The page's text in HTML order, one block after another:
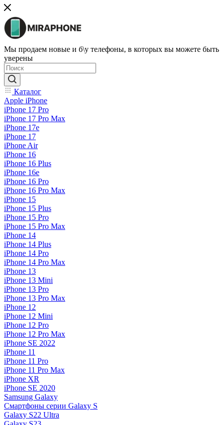
Мы продаем новые и б\у телефоны, в которых вы можете быть
уверены
Каталог
Apple iPhone
iPhone 17 Pro
iPhone 17 Pro Max
iPhone 17e
iPhone 17
iPhone Air
iPhone 16
iPhone 16 Plus
iPhone 16e
iPhone 16 Pro
iPhone 16 Pro Max
iPhone 15
iPhone 15 Plus
iPhone 15 Pro
iPhone 15 Pro Max
iPhone 14
iPhone 14 Plus
iPhone 14 Pro
iPhone 14 Pro Max
iPhone 13
iPhone 13 Mini
iPhone 13 Pro
iPhone 13 Pro Max
iPhone 12
iPhone 12 Mini
iPhone 12 Pro
iPhone 12 Pro Max
iPhone SE 2022
iPhone 11
iPhone 11 Pro
iPhone 11 Pro Max
iPhone XR
iPhone SE 2020
Samsung Galaxy
Смартфоны серии Galaxy S
Galaxy S22 Ultra